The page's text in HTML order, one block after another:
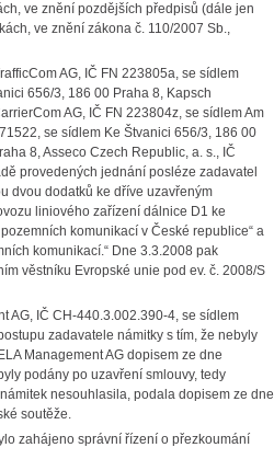
ve znění pozdějších předpisů (dále jen
ve znění zákona č. 110/2007 Sb.,
AG, IČ FN 223805a, se sídlem
656/3, 186 00 Praha 8, Kapsch
AG, IČ FN 223804z, se sídlem Am
se sídlem Ke Štvanici 656/3, 186 00
8, Asseco Czech Republic, a. s., IČ
provedených jednání posléze zadavatel
dvou dodatků ke dříve uzavřeným
liniového zařízení dálnice D1 ke
komunikací v České republice“ a
komunikací.“ Dne 3.3.2008 pak
věstníku Evropské unie pod ev. č. 2008/S
AG, IČ CH-440.3.002.390-4, se sídlem
zadavatele námitky s tím, že nebyly
Management AG dopisem ze dne
podány po uzavření smlouvy, tedy
nesouhlasila, podala dopisem ze dne
soutěže.
zahájeno správní řízení o přezkoumání